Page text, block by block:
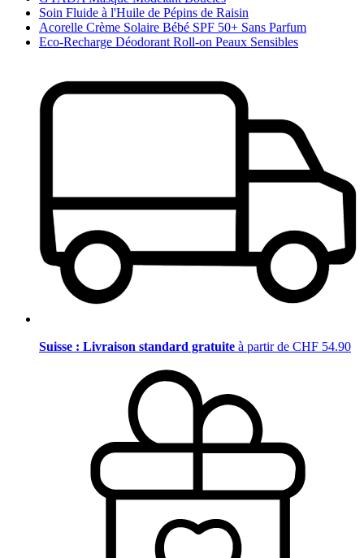
Soin Fluide à l'Huile de Pépins de Raisin
Acorelle Crème Solaire Bébé SPF 50+ Sans Parfum
Eco-Recharge Déodorant Roll-on Peaux Sensibles
Suisse : Livraison standard gratuite à partir de CHF 54.90